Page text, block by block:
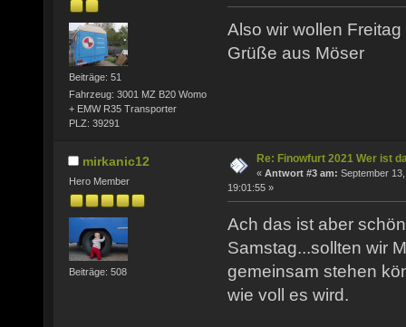
Beiträge: 51
Fahrzeug: 3001 MZ B20 Womo
+ EMW R35 Transporter
PLZ: 39291
Also wir wollen
Grüße aus Möser
mirkanic12
Hero Member
Beiträge: 508
Re: Finowfurt 2021 Wer ist
« Antwort #3 am: September
19:01:55 »
Ach das ist aber
Samstag...sollten wir
gemeinsam stehen
wie voll es wird.